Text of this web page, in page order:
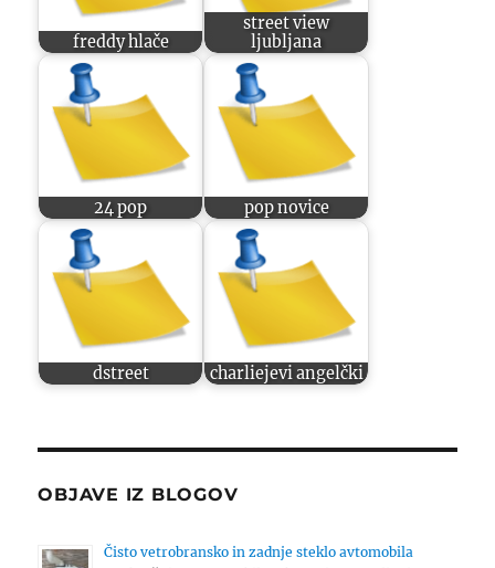
freddy hlače
street view
ljubljana
24 pop pop novice
dstreet charliejevi angelčki
OBJAVE IZ BLOGOV
Čisto vetrobransko in zadnje steklo avtomobila